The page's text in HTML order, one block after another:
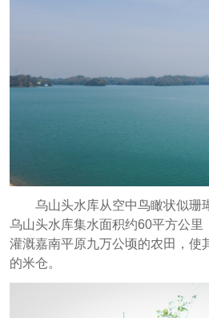
乌山头水库从空中鸟瞰状似珊
乌山头水库集水面积约60平方公里
灌溉嘉南平原九万公顷的农田，使
的米仓。